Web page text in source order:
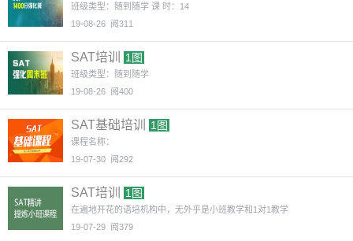
班级类型：随到随学 课 时：14
19-08-26 阅311
SAT培训 1图
班级类型：随到随学
19-08-26 阅400
SAT基础培训 1图
课程名称：
19-07-30 阅292
SAT培训 1图
在遍地开花的语培机构中，无外乎是小班教学和1对1教学
19-07-29 阅379